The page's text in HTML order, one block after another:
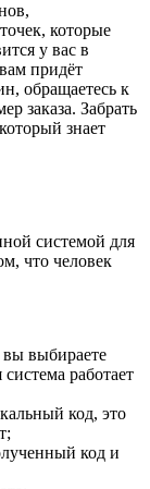
которые
у вас в
придёт
обращаетесь к
заказа. Забрать
знает
системой для
что человек
вы выбираете
работает
код, это
код и